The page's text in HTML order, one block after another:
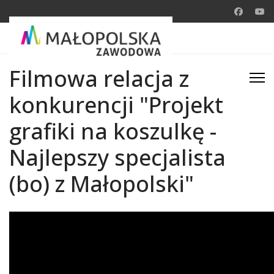
Filmowa relacja z
konkurencji "Projekt
grafiki na koszulkę -
Najlepszy specjalista
(bo) z Małopolski"